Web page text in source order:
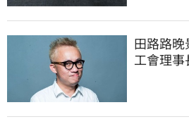
田路路
工會理